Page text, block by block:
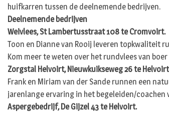
huifkarren tussen de deelnemende bedrijven.
Deelnemende bedrijven
Weivlees, St Lambertusstraat 108 te Cromvoirt.
Toon en Dianne van Rooij leveren topkwaliteit
Kom meer te weten over het rundvlees van
Zorgstal Helvoirt, Nieuwkuikseweg 26 te
Frank en Miriam van der Sande runnen een
jarenlange ervaring in het begeleiden/coachen
Aspergebedrijf, De Gijzel 43 te Helvoirt.